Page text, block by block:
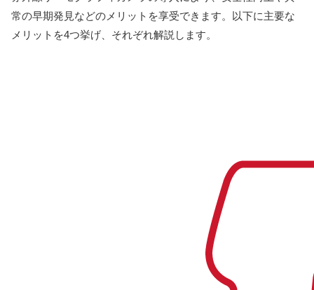
常の早期発見などのメリットを享受できます。以下に主要な
メリットを4つ挙げ、それぞれ解説します。